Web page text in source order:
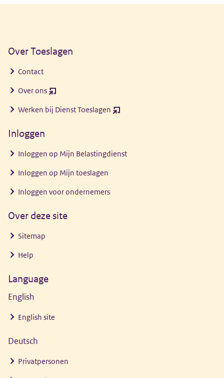
Over Toeslagen
Contact
Over ons (opent
venster)
Werken bij Dienst Toeslagen (opent
Inloggen
Inloggen op Mijn Belastingdienst
Inloggen op Mijn toeslagen
Inloggen voor ondernemers
Over deze site
Sitemap
Help
Language
English
English site
Deutsch
Privatpersonen